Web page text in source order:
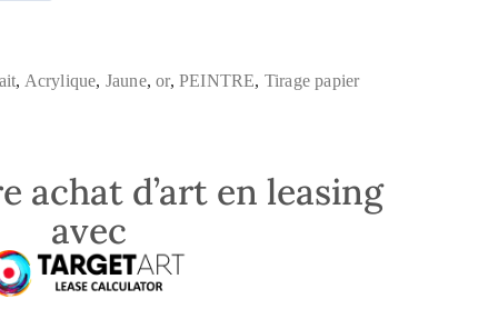
, Acrylique, Jaune,or,PEINTRE, Tirage papier
achat d’art en leasing
avec